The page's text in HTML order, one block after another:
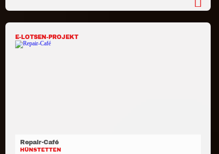
E-LOTSEN-PROJEKT
Repair-Café
HÜNSTETTEN